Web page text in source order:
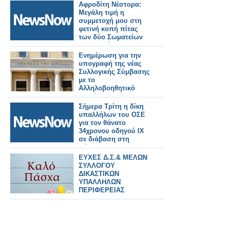
Αφροδίτη Νέστορα:
Μεγάλη τιμή η
συμμετοχή μου στη
φετινή κοπή πίτας
των δύο Σωματείων
Συνταξιούχων
υπαλλήλων του ΟΣΕ.
Ενημέρωση για την
υπογραφή της νέας
Συλλογικής Σύμβασης
με το
Αλληλοβοηθητικό
Ταμείο Περιθάλψεως
Συλλόγου Υπαλλήλων
Τραπέζης Ελλάδος
(Α.Τ.Π.Σ.Υ.Τ.Ε.)
Σήμερα Τρίτη η δίκη
υπαλλήλων του ΟΣΕ
για τον θάνατο
34χρονου οδηγού ΙΧ
σε διάβαση στη
Λάρισα
ΕΥΧΕΣ Δ.Σ.& ΜΕΛΩΝ
ΣΥΛΛΟΓΟΥ
ΔΙΚΑΣΤΙΚΩΝ
ΥΠΑΛΛΗΛΩΝ
ΠΕΡΙΦΕΡΕΙΑΣ
ΑΓΡΙΝΙΟΥ ΓΙΑ ΚΑΛH